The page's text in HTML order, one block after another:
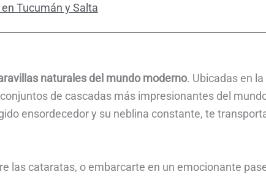
Tucumán y Salta
naturales del mundo moderno. Ubicadas en
de cascadas más impresionantes del
ensordecedor y su neblina constante, te
las cataratas, o embarcarte en un emocionante